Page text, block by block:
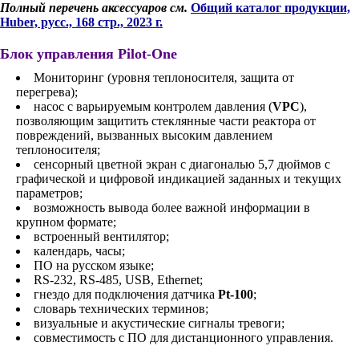
Полный перечень аксессуаров см. Общий каталог продукции,
Huber, русс., 168 стр., 2023 г.
Блок управления Pilot-One
Мониторинг (уровня теплоносителя, защита от
перегрева);
насос с варьируемым контролем давления (VPC),
позволяющим защитить стеклянные части реактора от
повреждений, вызванных высоким давлением
теплоносителя;
cенсорный цветной экран с диагональю 5,7 дюймов с
графической и цифровой индикацией заданных и текущих
параметров;
возможность вывода более важной информации в
крупном формате;
встроенный вентилятор;
календарь, часы;
ПО на русском языке;
RS-232, RS-485, USB, Ethernet;
гнездо для подключения датчика Pt-100;
словарь технических терминов;
визуальные и акустические сигналы тревоги;
совместимость с ПО для дистанционного управления.